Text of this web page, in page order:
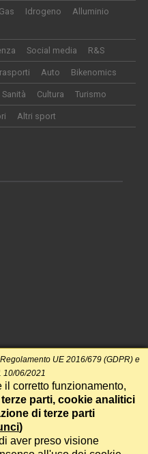
Gas Idrogeno
Alluminio
Social media R&S
Auto Bikenomics
Sanità Cultura Turismo
Altri sport
UE 2016/679 (GDPR) e
10/06/2021
il corretto funzionamento,
parti, cookie analitici
di terze parti
)
aver preso visione